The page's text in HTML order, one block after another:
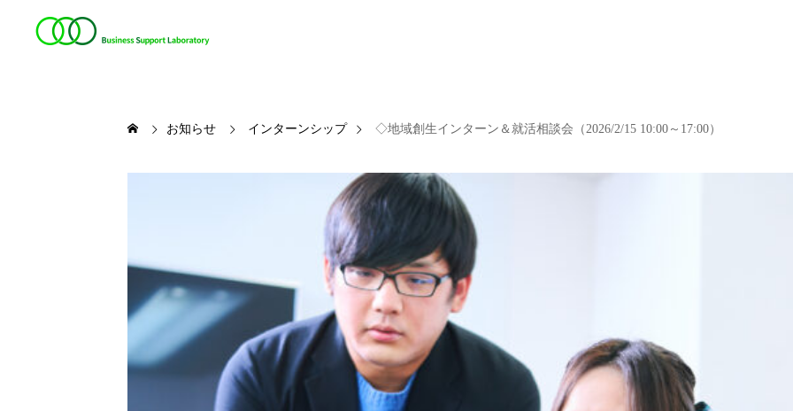
お知らせ インターンシップ ◇地域創生インターン＆就活相談会（2026/2/15 10:00～17:00）